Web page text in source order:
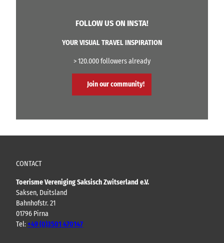
FOLLOW US ON INSTA!
YOUR VISUAL TRAVEL INSPIRATION
> 120.000 followers already
Join our community!
CONTACT
Toerisme Vereniging Saksisch Zwitserland e.V.
Saksen, Duitsland
Bahnhofstr. 21
01796 Pirna
Tel:+49 (0)3501 470147